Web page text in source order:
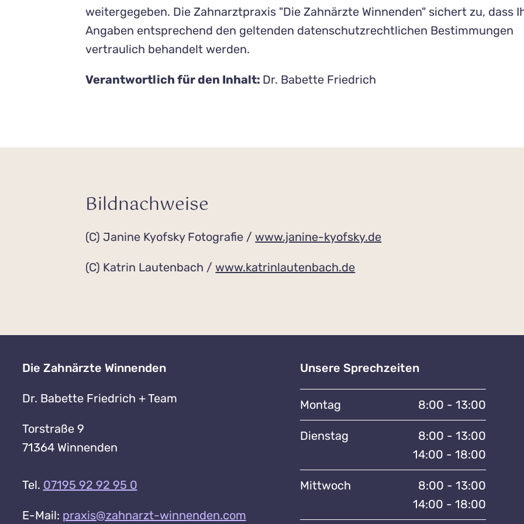
weitergegeben. Die Zahnarztpraxis "Die Zahnärzte Winnenden" sichert zu, dass
Angaben entsprechend den geltenden datenschutzrechtlichen Bestimmungen
vertraulich behandelt werden.
Verantwortlich für den Inhalt: Dr. Babette Friedrich
Bildnachweise
(C) Janine Kyofsky Fotografie /www.janine-kyofsky.de
(C) Katrin Lautenbach /www.katrinlautenbach.de
Die Zahnärzte Winnenden
Dr. Babette Friedrich + Team
Torstraße 9
71364 Winnenden
Tel. 07195 92 92 95 0
E-Mail: praxis@zahnarzt-winnenden.com
Unsere Sprechzeiten
Montag 8:00 - 13:00
Dienstag
8:00 - 13:00
14:00 - 18:00
Mittwoch
8:00 - 13:00
14:00 - 18:00